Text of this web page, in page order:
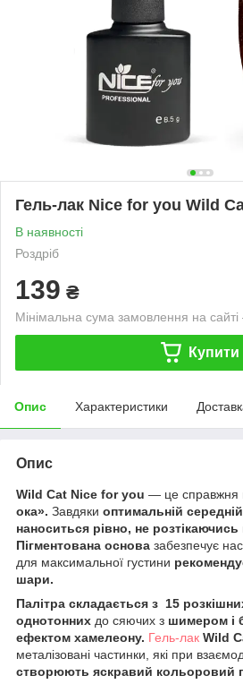
Гель-лак Nice for you Wild
В наявності
Роздріб
139 ₴
Мінімальна сума замовлення на
Купити
Опис Характеристики
Опис
Wild Cat Nice for you — це справжня
ока». Завдяки оптимальній середній
наноситься рівно, не розтікаючись
Пігментована основа забезпечує
для максимальної густини
шари.
Палітра складається з 15
однотонних до сяючих з шимером і
ефектом хамелеону. Гель-лак Wild
металізовані частинки, які при
створюють яскравий кольоровий